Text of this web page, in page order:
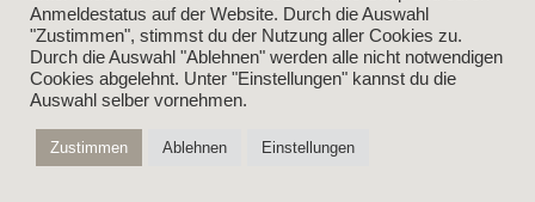
Anmeldestatus auf der Website. Durch die Auswahl
"Zustimmen", stimmst du der Nutzung aller Cookies zu.
Durch die Auswahl "Ablehnen" werden alle nicht notwendigen
Cookies abgelehnt. Unter "Einstellungen" kannst du die
Auswahl selber vornehmen.
Zustimmen Ablehnen Einstellungen